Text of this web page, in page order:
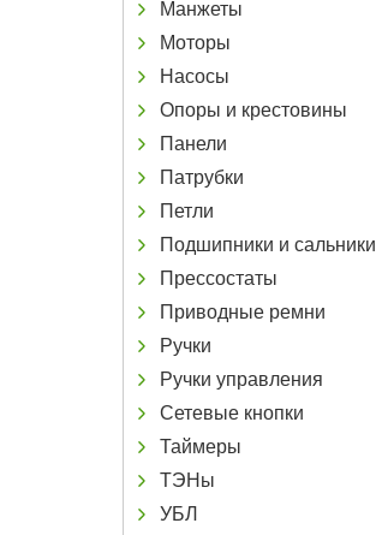
Манжеты
Моторы
Насосы
Опоры и крестовины
Панели
Патрубки
Петли
Подшипники и сальники
Прессостаты
Приводные ремни
Ручки
Ручки управления
Сетевые кнопки
Таймеры
ТЭНы
УБЛ